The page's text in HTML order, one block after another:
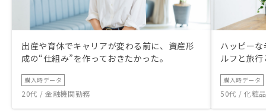
出産や育休でキャリアが変わる前に、資産形
成の“仕組み”を作っておきたかった。
購入時データ
20代 / 金融機関勤務
ハッピー
ルフと旅
購入時データ
50代 / 化粧